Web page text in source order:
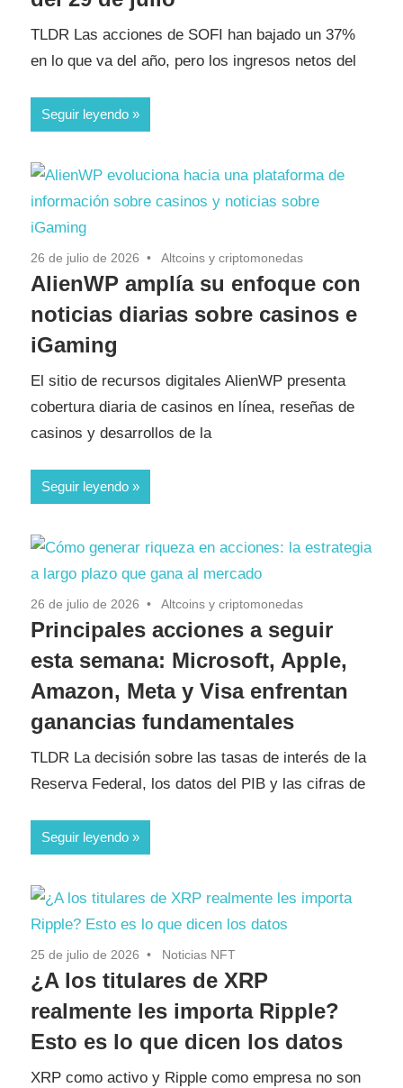
TLDR Las acciones de SOFI han bajado un 37%
en lo que va del año, pero los ingresos netos del
Seguir leyendo
26 de julio de 2026 Altcoins y criptomonedas
AlienWP amplía su enfoque con
noticias diarias sobre casinos e
iGaming
El sitio de recursos digitales AlienWP presenta
cobertura diaria de casinos en línea, reseñas de
casinos y desarrollos de la
Seguir leyendo
26 de julio de 2026 Altcoins y criptomonedas
Principales acciones a seguir
esta semana: Microsoft, Apple,
Amazon, Meta y Visa enfrentan
ganancias fundamentales
TLDR La decisión sobre las tasas de interés de la
Reserva Federal, los datos del PIB y las cifras de
Seguir leyendo
25 de julio de 2026 Noticias NFT
¿A los titulares de XRP
realmente les importa Ripple?
Esto es lo que dicen los datos
XRP como activo y Ripple como empresa no son